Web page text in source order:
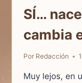
SÍ…
cambia
Por Redacción
Muy lejos, en